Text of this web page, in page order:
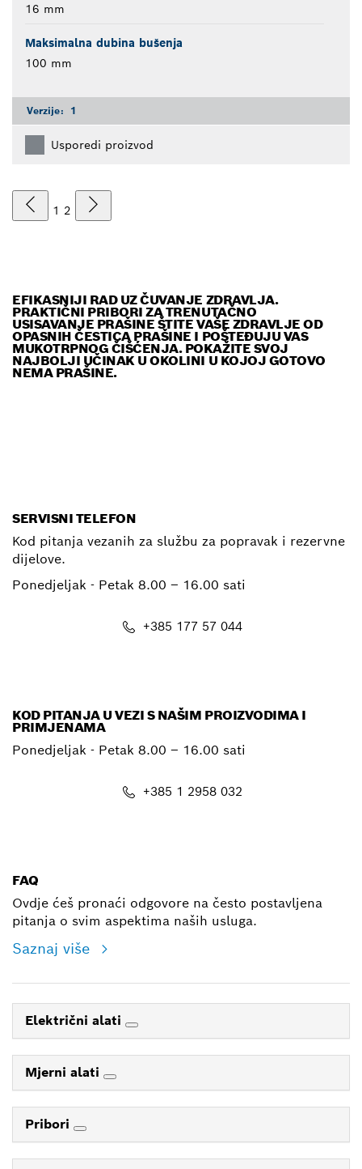
16 mm
Maksimalna dubina bušenja
100 mm
Verzije: 1
Usporedi proizvod
1 2
EFIKASNIJI RAD UZ ČUVANJE ZDRAVLJA.
PRAKTIČNI PRIBORI ZA TRENUTAČNO
USISAVANJE PRAŠINE ŠTITE VAŠE ZDRAVLJE OD
OPASNIH ČESTICA PRAŠINE I POŠTEĐUJU VAS
MUKOTRPNOG ČIŠĆENJA. POKAŽITE SVOJ
NAJBOLJI UČINAK U OKOLINI U KOJOJ GOTOVO
NEMA PRAŠINE.
SERVISNI TELEFON
Kod pitanja vezanih za službu za popravak i rezervne
dijelove.
Ponedjeljak - Petak 8.00 – 16.00 sati
+385 177 57 044
KOD PITANJA U VEZI S NAŠIM PROIZVODIMA I
PRIMJENAMA
Ponedjeljak - Petak 8.00 – 16.00 sati
+385 1 2958 032
FAQ
Ovdje ćeš pronaći odgovore na često postavljena
pitanja o svim aspektima naših usluga.
Saznaj više
Električni alati
Mjerni alati
Pribori